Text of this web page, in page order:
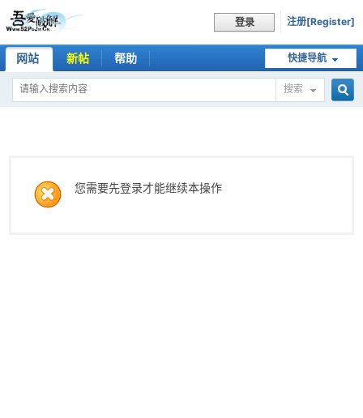
登录 注册[Register]
快捷导航
网站 新帖 帮助
搜索
您需要先登录才能继续本操作